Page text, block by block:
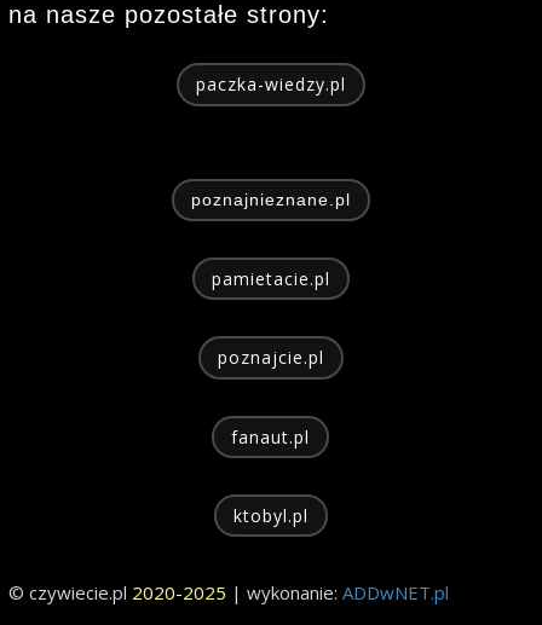
na nasze pozostałe strony:
paczka-wiedzy.pl
poznajnieznane.pl
pamietacie.pl
poznajcie.pl
fanaut.pl
ktobyl.pl
© czywiecie.pl 2020-2025 | wykonanie: ADDwNET.pl